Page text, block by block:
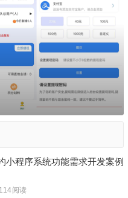
小程序系统功能需求开发案例
阅读